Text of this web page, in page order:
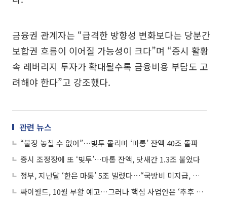
금융권 관계자는 “급격한 방향성 변화보다는 당분간
보합권 흐름이 이어질 가능성이 크다”며 “증시 활황
속 레버리지 투자가 확대될수록 금융비용 부담도 고
려해야 한다”고 강조했다.
관련 뉴스
“불장 놓칠 수 없어”⋯빚투 몰리며 ‘마통’ 잔액 40조 돌파
증시 조정장에 또 ‘빚투’…마통 잔액, 닷새간 1.3조 불었다
정부, 지난달 ‘한은 마통’ 5조 빌렸다⋯“국방비 미지급, 곳간 관리 허점”
싸이월드, 10월 부활 예고…그러나 핵심 사업안은 ‘추후 공개’